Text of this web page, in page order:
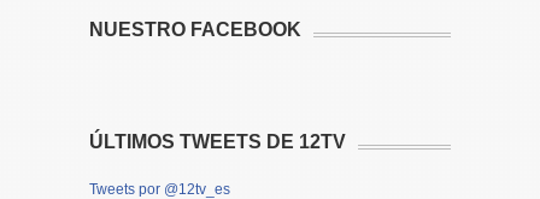
NUESTRO FACEBOOK
ÚLTIMOS TWEETS DE 12TV
Tweets por @12tv_es